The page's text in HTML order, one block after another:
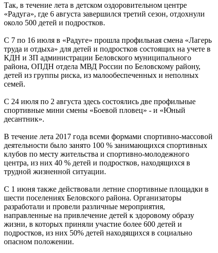
Так, в течение лета в детском оздоровительном центре
«Радуга», где 6 августа завершился третий сезон, отдохнули
около 500 детей и подростков.
С 7 по 16 июля в «Радуге» прошла профильная смена «Лагерь
труда и отдыха» для детей и подростков состоящих на учете в
КДН и ЗП администрации Беловского муниципального
района, ОПДН отдела МВД России по Беловскому району,
детей из группы риска, из малообеспеченных и неполных
семей.
С 24 июля по 2 августа здесь состоялись две профильные
спортивные мини смены «Боевой пловец» - и «Юный
десантник».
В течение лета 2017 года всеми формами спортивно-массовой
деятельности было занято 100 % занимающихся спортивных
клубов по месту жительства и спортивно-молодежного
центра, из них 40 % детей и подростков, находящихся в
трудной жизненной ситуации.
С 1 июня также действовали летние спортивные площадки в
шести поселениях Беловского района. Организаторы
разработали и провели различные мероприятия,
направленные на привлечение детей к здоровому образу
жизни, в которых приняли участие более 600 детей и
подростков, из них 50% детей находящихся в социально
опасном положении.